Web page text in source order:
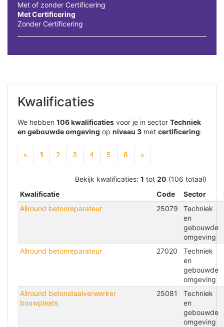
Met of zonder Certificering
Met Certificering
Zonder Certificering
Kwalificaties
We hebben 106 kwalificaties voor je in sector Techniek
en gebouwde omgeving op niveau 3 met certificering:
« 1 (current)
2 3 4 5 6 »
Bekijk kwalificaties: 1 tot 20 (106 totaal)
Kwalificatie
Code Sector
Allround betonreparateur
25079
Techniek
en
gebouwde
omgeving
Allround betonreparateur 27020
Techniek
en
gebouwde
omgeving
Allround betonstaalverwerker
bouwplaats
25081
Techniek
en
gebouwde
omgeving